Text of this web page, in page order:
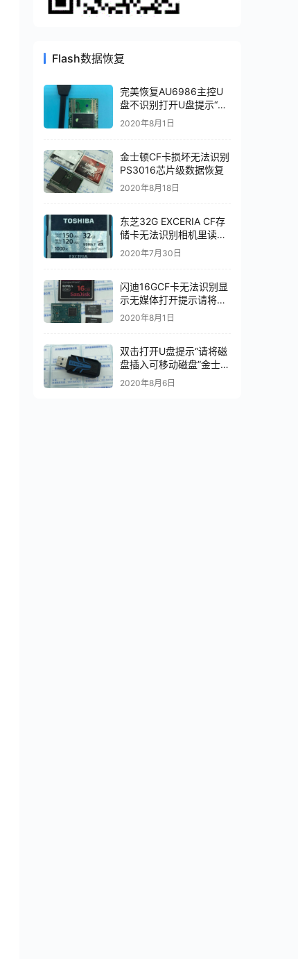
Flash数据恢复
完美恢复AU6986主控U
盘不识别打开U盘提示“请
将磁盘插入驱动器”磁盘管
理显示无媒体状态
2020年8月1日
金士顿CF卡损坏无法识别
PS3016芯片级数据恢复
2020年8月18日
东芝32G EXCERIA CF存
储卡无法识别相机里读不
出数据电脑里显示无媒体
CF存储卡数据修复
2020年7月30日
闪迪16GCF卡无法识别显
示无媒体打开提示请将磁
盘插入芯片级数据恢复成
2020年8月1日
双击打开U盘提示“请将磁
盘插入可移动磁盘”金士顿
DTR30G2主控型号
PS2251-07-V数据恢复成
2020年8月6日